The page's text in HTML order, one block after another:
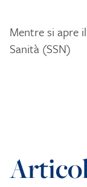
Mentre si apre
Sanità (SSN)